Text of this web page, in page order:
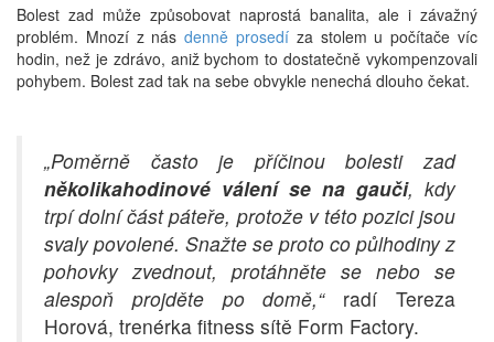
Bolest zad může způsobovat naprostá banalita, ale i závažný
problém. Mnozí z násdenně prosedí za stolem u počítače víc
hodin, než je zdrávo, aniž bychom to dostatečně vykompenzovali
pohybem. Bolest zad tak na sebe obvykle nenechá dlouho čekat.
„Poměrně často je příčinou bolesti zad
několikahodinové válení se na gauči, kdy
trpí dolní část páteře, protože v této pozici jsou
svaly povolené. Snažte se proto co půlhodiny z
pohovky zvednout, protáhněte se nebo se
alespoň projděte po domě,“radí Tereza
Horová, trenérka fitness sítě Form Factory.